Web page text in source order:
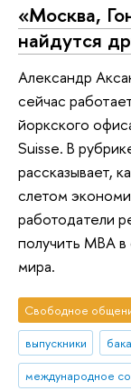
«Москва,
найдутся
Александр
сейчас
йоркского
Suisse. В
рассказывает,
слетом
работодатели
получить МВА
мира.
Свободное
выпускники
международное